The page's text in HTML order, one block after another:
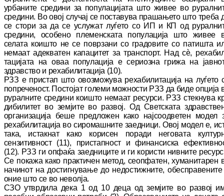
урбаните средини за популацијата што живее во
средини. Во овој случај се поставува прашањето што треба
се стори за да се услужат луѓето со ИП и КП од ру
средини, особено племенската популација што живее
селата коишто не се поврзани со градовите со патишта
немаат адекватен капацитет за транспорт. Над сѐ, рехаби
тацијата на оваа популација е сериозна грижа на
здравство и рехабилитација (10).
РЗЗ е пристап што овозможува рехабилитација на луѓето
попреченост. Постојат големи можности РЗЗ да биде опција
руралните средини коишто немаат ресурси. РЗЗ стекнува
дибилитет во земјите во развој. Од Светската
организација беше предложен како најсоодветен модел
рехабилитација во сиромашните заедници. Овој модел е,
така, истакнат како корисен поради неговата култу
сензитивност (11), пристапност и финансиска
(12). РЗЗ ги опфаќа заедниците и ги користи нивните
Се покажа како практичен метод, сеопфатен, хуманитарен
начинот на достигнување до недостижните,
оние што се во неволја.
СЗО утврдила дека 1 од 10 деца од земјите во развој